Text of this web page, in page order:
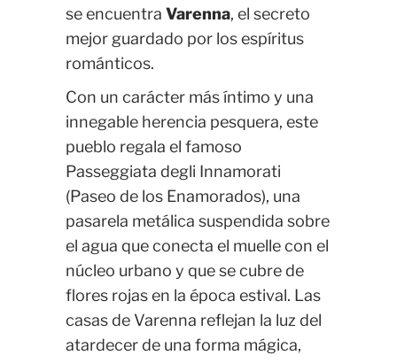
se encuentra Varenna, el secreto
mejor guardado por los espíritus
románticos.
Con un carácter más íntimo y una
innegable herencia pesquera, este
pueblo regala el famoso
Passeggiata degli Innamorati
(Paseo de los Enamorados), una
pasarela metálica suspendida sobre
el agua que conecta el muelle con el
núcleo urbano y que se cubre de
flores rojas en la época estival. Las
casas de Varenna reflejan la luz del
atardecer de una forma mágica,